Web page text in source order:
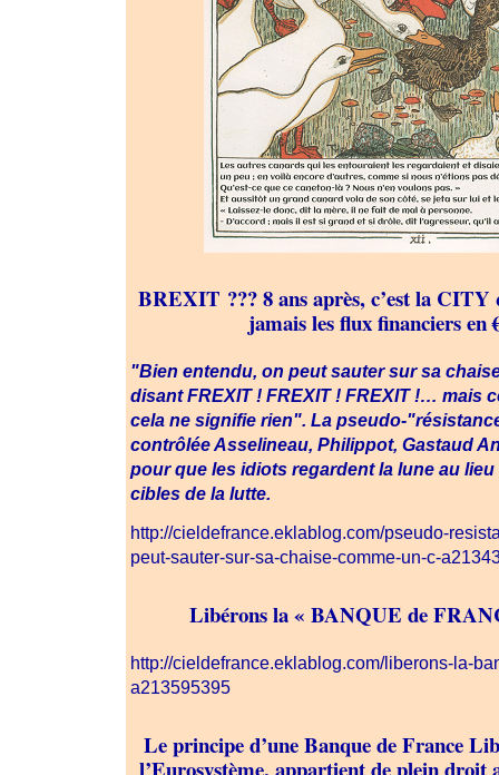
BREXIT ??? 8 ans après, c’est la CITY
jamais les flux financiers en
"Bien entendu, on peut sauter sur sa
disant FREXIT ! FREXIT ! FREXIT !… mais
cela ne signifie rien". La pseudo-
contrôlée Asselineau, Philippot, Gastaud
pour que les idiots regardent la lune au
cibles de la lutte.
http://cieldefrance.eklablog.com/pseudo-
peut-sauter-sur-sa-chaise-comme-un-c-
Libérons la « BANQUE de
http://cieldefrance.eklablog.com/liberons-la-
a213595395
Le principe d’une Banque de France
l’Eurosystème, appartient de plein droit